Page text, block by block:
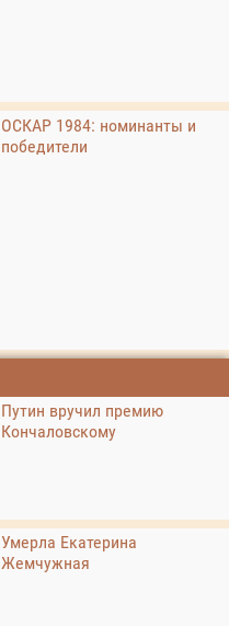
ОСКАР 1984: номинанты и
победители
Путин вручил премию
Кончаловскому
Умерла Екатерина
Жемчужная